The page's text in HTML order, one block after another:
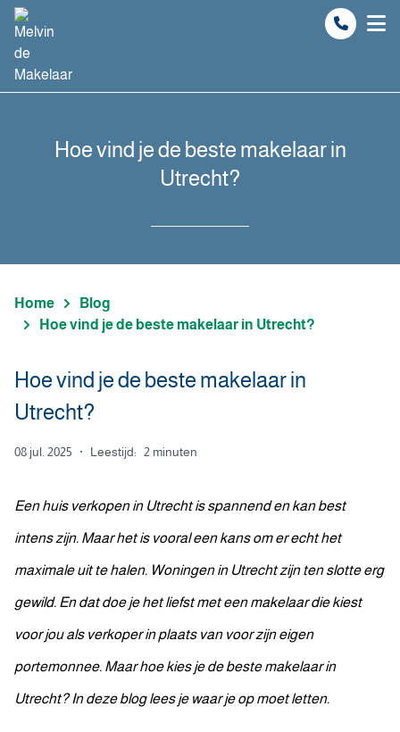
Spring naar inhoud
Hoe vind je de beste makelaar in
Utrecht?
Home
Blog
Hoe vind je de beste makelaar in Utrecht?
Hoe vind je de beste makelaar in
Utrecht?
08 jul. 2025 · Leestijd: 2 minuten
Een huis verkopen in Utrecht is spannend en kan best
intens zijn. Maar het is vooral een kans om er echt het
maximale uit te halen. Woningen in Utrecht zijn ten slotte erg
gewild. En dat doe je het liefst met een makelaar die kiest
voor jou als verkoper in plaats van voor zijn eigen
portemonnee. Maar hoe kies je de beste makelaar in
Utrecht? In deze blog lees je waar je op moet letten.